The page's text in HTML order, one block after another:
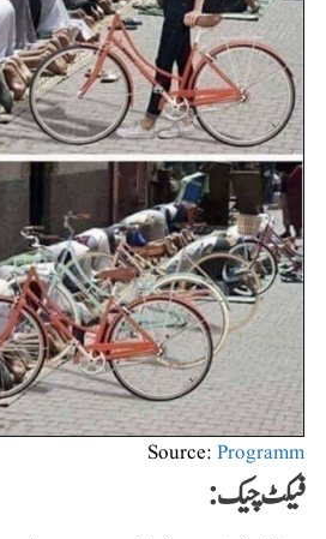
Source: Programm
فیکٹ چیک: